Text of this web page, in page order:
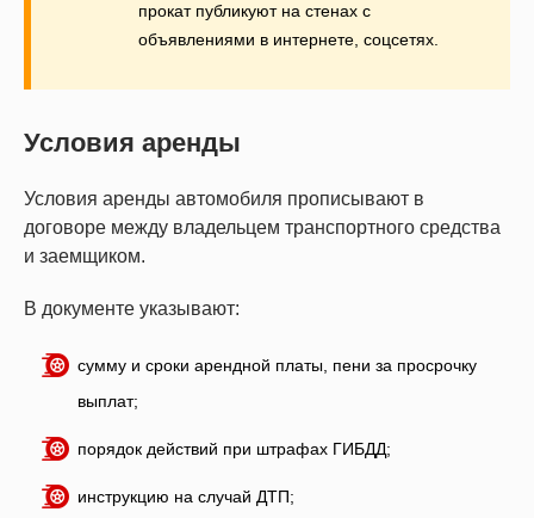
прокат публикуют на стенах с
объявлениями в интернете, соцсетях.
Условия аренды
Условия аренды автомобиля прописывают в
договоре между владельцем транспортного средства
и заемщиком.
В документе указывают:
сумму и сроки арендной платы, пени за просрочку
выплат;
порядок действий при штрафах ГИБДД;
инструкцию на случай ДТП;